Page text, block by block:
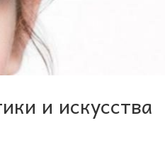
и искусства